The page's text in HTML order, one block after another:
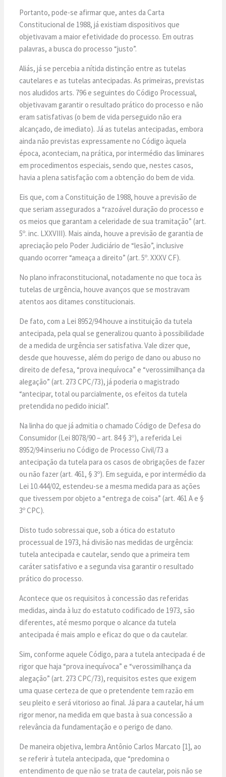
Portanto, pode-se afirmar que, antes da Carta
Constitucional de 1988, já existiam dispositivos que
objetivavam a maior efetividade do processo. Em outras
palavras, a busca do processo “justo”.
Aliás, já se percebia a nítida distinção entre as tutelas
cautelares e as tutelas antecipadas. As primeiras, previstas
nos aludidos arts. 796 e seguintes do Código Processual,
objetivavam garantir o resultado prático do processo e não
eram satisfativas (o bem de vida perseguido não era
alcançado, de imediato). Já as tutelas antecipadas, embora
ainda não previstas expressamente no Código àquela
época, aconteciam, na prática, por intermédio das liminares
em procedimentos especiais, sendo que, nestes casos,
havia a plena satisfação com a obtenção do bem de vida.
Eis que, com a Constituição de 1988, houve a previsão de
que seriam assegurados a “razoável duração do processo e
os meios que garantam a celeridade de sua tramitação” (art.
5º. inc. LXXVIII). Mais ainda, houve a previsão de garantia de
apreciação pelo Poder Judiciário de “lesão”, inclusive
quando ocorrer “ameaça a direito” (art. 5º. XXXV CF).
No plano infraconstitucional, notadamente no que toca às
tutelas de urgência, houve avanços que se mostravam
atentos aos ditames constitucionais.
De fato, com a Lei 8952/94 houve a instituição da tutela
antecipada, pela qual se generalizou quanto à possibilidade
de a medida de urgência ser satisfativa. Vale dizer que,
desde que houvesse, além do perigo de dano ou abuso no
direito de defesa, “prova inequívoca” e “verossimilhança da
alegação” (art. 273 CPC/73), já poderia o magistrado
“antecipar, total ou parcialmente, os efeitos da tutela
pretendida no pedido inicial”.
Na linha do que já admitia o chamado Código de Defesa do
Consumidor (Lei 8078/90 – art. 84 § 3º), a referida Lei
8952/94 inseriu no Código de Processo Civil/73 a
antecipação da tutela para os casos de obrigações de fazer
ou não fazer (art. 461, § 3º). Em seguida, e por intermédio da
Lei 10.444/02, estendeu-se a mesma medida para as ações
que tivessem por objeto a “entrega de coisa” (art. 461 A e §
3º CPC).
Disto tudo sobressai que, sob a ótica do estatuto
processual de 1973, há divisão nas medidas de urgência:
tutela antecipada e cautelar, sendo que a primeira tem
caráter satisfativo e a segunda visa garantir o resultado
prático do processo.
Acontece que os requisitos à concessão das referidas
medidas, ainda à luz do estatuto codificado de 1973, são
diferentes, até mesmo porque o alcance da tutela
antecipada é mais amplo e eficaz do que o da cautelar.
Sim, conforme aquele Código, para a tutela antecipada é de
rigor que haja “prova inequívoca” e “verossimilhança da
alegação” (art. 273 CPC/73), requisitos estes que exigem
uma quase certeza de que o pretendente tem razão em
seu pleito e será vitorioso ao final. Já para a cautelar, há um
rigor menor, na medida em que basta à sua concessão a
relevância da fundamentação e o perigo de dano.
De maneira objetiva, lembra Antônio Carlos Marcato [1], ao
se referir à tutela antecipada, que “predomina o
entendimento de que não se trata de cautelar, pois não se